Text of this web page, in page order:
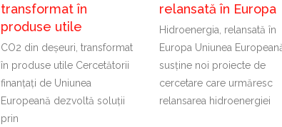
transformat în
produse utile
CO2 din deșeuri, transformat
în produse utile Cercetătorii
finanțați de Uniunea
Europeană dezvoltă soluții
prin
relansată în Europa
Hidroenergia, relansată în
Europa Uniunea
susține noi proiecte de
cercetare care urmăresc
relansarea hidroenergiei